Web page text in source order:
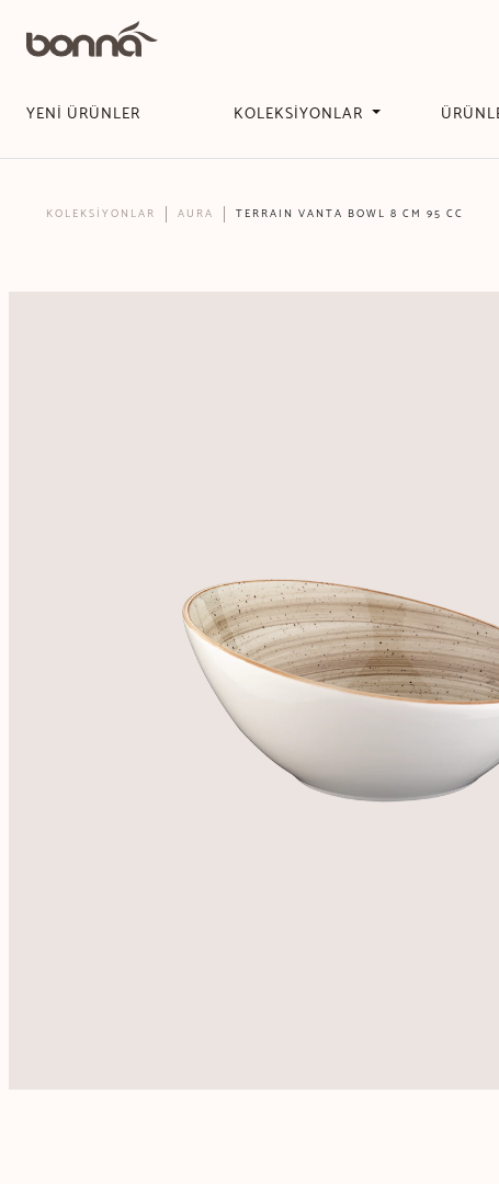
YENİ ÜRÜNLER KOLEKSİYONLAR
KOLEKSİYONLAR AURA TERRAIN VANTA BOWL 8 CM 95 CC